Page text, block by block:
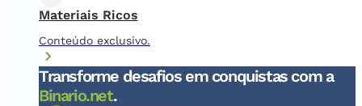
Materiais Ricos
Conteúdo exclusivo.
Transforme desafios em conquistas com a
Binario.net.